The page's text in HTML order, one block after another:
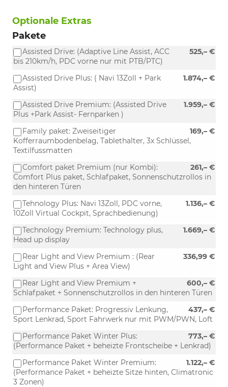
Optionale Extras
Pakete
525,– €
Assisted Drive: (Adaptive Line Assist, ACC
bis 210km/h, PDC vorne nur mit PTB/PTC)
1.874,– €
Assisted Drive Plus: ( Navi 13Zoll + Park
Assist)
1.959,– €
Assisted Drive Premium: (Assisted Drive
Plus +Park Assist- Fernparken )
169,– €
Family paket: Zweiseitiger
Kofferraumbodenbelag, Tablethalter, 3x Schlüssel,
Textilfussmatten
261,– €
Comfort paket Premium (nur Kombi):
Comfort Plus paket, Schlafpaket, Sonnenschutzrollos in
den hinteren Türen
1.136,– €
Tehnology Plus: Navi 13Zoll, PDC vorne,
10Zoll Virtual Cockpit, Sprachbedienung)
1.669,– €
Technology Premium: Technology plus,
Head up display
336,99 €
Rear Light and View Premium : (Rear
Light and View Plus + Area View)
600,– €
Rear Light and View Premium +
Schlafpaket + Sonnenschutzrollos in den hinteren Türen
437,– €
Performance Paket: Progressiv Lenkung,
Sport Lenkrad, Sport Fahrwerk nur mit PWM/PWN, Loft
773,– €
Performance Paket Winter Plus:
(Performance Paket + beheizte Frontscheibe + Lenkrad)
1.122,– €
Performance Paket Winter Premium:
(Performance Paket + beheizte Sitze hinten, Climatronic
3 Zonen)